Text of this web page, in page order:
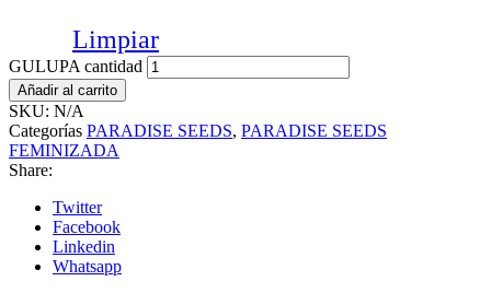
Limpiar
GULUPA cantidad
Añadir al carrito
SKU: N/A
Categorías PARADISE SEEDS, PARADISE SEEDS
FEMINIZADA
Share:
Twitter
Facebook
Linkedin
Whatsapp